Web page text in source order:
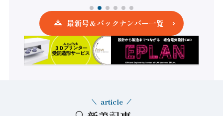
最新号＆バックナンバー一覧
article